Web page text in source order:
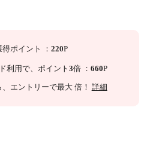
ポイント ： 220P
利用で、 ポイント 3倍 ： 660P
、エントリーで最大 倍！ 詳細